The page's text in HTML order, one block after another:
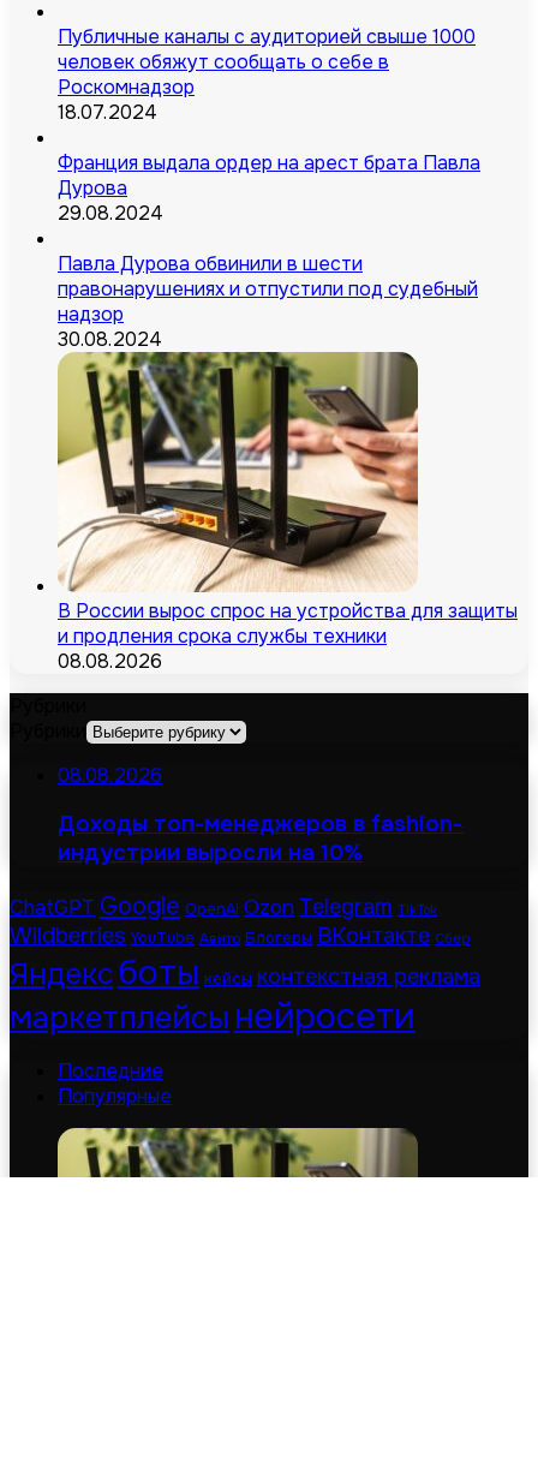
Публичные каналы с аудиторией свыше 1000
человек обяжут сообщать о себе в
Роскомнадзор
18.07.2024
Франция выдала ордер на арест брата Павла
Дурова
29.08.2024
Павла Дурова обвинили в шести
правонарушениях и отпустили под судебный
надзор
30.08.2024
В России вырос спрос на устройства для защиты
и продления срока службы техники
08.08.2026
08.08.2026
Доходы топ-менеджеров в fashion-
индустрии выросли на 10%
ChatGPT Google OpenAI Ozon Telegram TikTok
Wildberries YouTube Авито Блогеры ВКонтакте Сбер
Яндексботы кейсы контекстная реклама
маркетплейсы нейросети
Последние
Популярные